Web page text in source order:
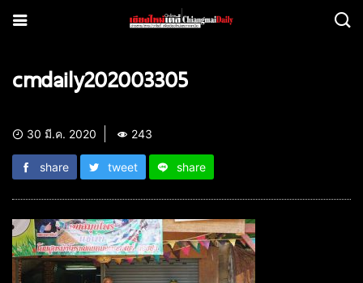
cmdaily202003305
30 มี.ค. 2020 243
share tweet share